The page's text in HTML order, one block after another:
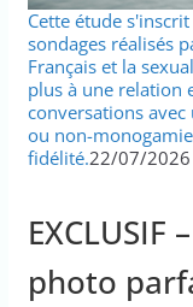
Cette étude
sondages réalisés
Français et la
plus à une relation
conversations
ou non-
fidélité.22/07/2026
photo